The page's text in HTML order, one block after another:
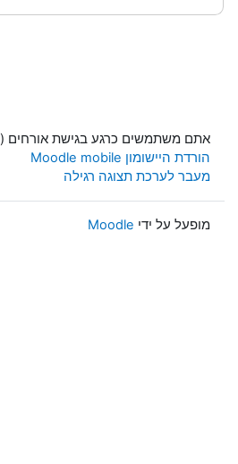
אתם משתמשים כרגע בגישת אורחים (
הורדת היישומון Moodle mobile
מעבר לערכת תצוגה רגילה
מופעל על ידי Moodle